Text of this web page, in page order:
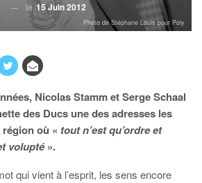
le15 Juin 2012
Photo de Stéphane Louis pour Poly
Nicolas Stamm et Serge Schaal
des Ducs une des adresses les
où « tout n’est qu’ordre et
volupté».
qui vient à l’esprit, les sens encore